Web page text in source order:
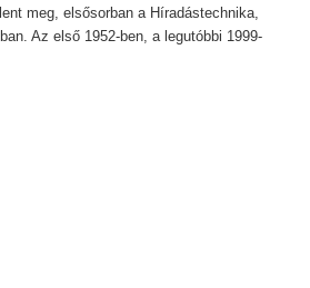
meg, elsősorban a Híradástechnika,
Az első 1952-ben, a legutóbbi 1999-